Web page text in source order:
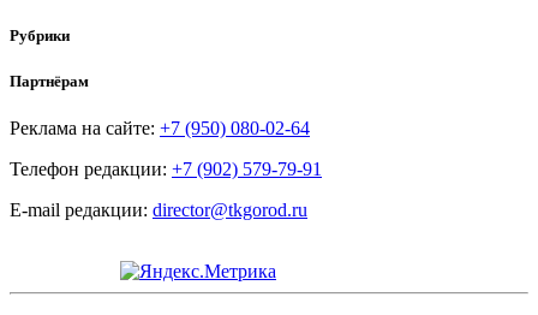
Рубрики
Партнёрам
Реклама на сайте: +7 (950) 080-02-64
Телефон редакции: +7 (902) 579-79-91
E-mail редакции: director@tkgorod.ru